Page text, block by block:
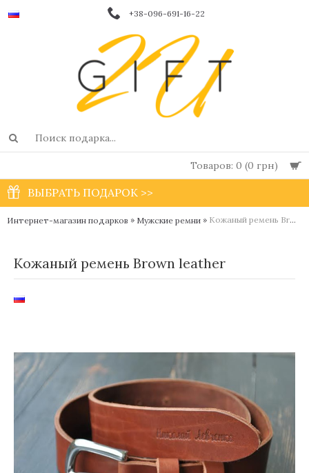
+38-096-691-16-22
Товаров: 0 (0 грн)
ВЫБРАТЬ ПОДАРОК >>
Интернет-магазин подарков » Мужские ремни » Кожаный ремень Brown leather
Кожаный ремень Brown leather